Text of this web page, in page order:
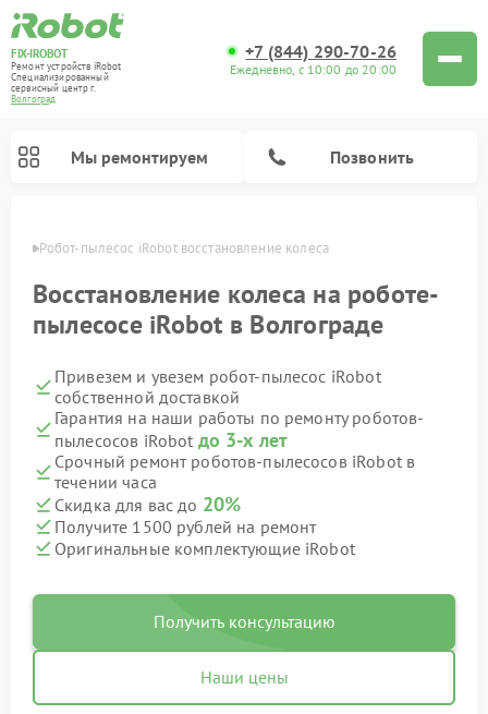
FIX-IROBOT
Ремонт устройств iRobot
Специализированный
cервисный центр г.
Волгоград
+7 (844) 290-70-26
Ежедневно, с 10:00 до 20:00
Мы ремонтируем Позвонить
Робот-пылесос iRobot восстановление колеса
Восстановление колеса на роботе-
пылесосе iRobot в Волгограде
Привезем и увезем робот-пылесос iRobot
собственной доставкой
Гарантия на наши работы по ремонту роботов-
пылесосов iRobot до 3-х лет
Срочный ремонт роботов-пылесосов iRobot в
течении часа
Скидка для вас до 20%
Получите 1500 рублей на ремонт
Оригинальные комплектующие iRobot
Получить консультацию
Наши цены